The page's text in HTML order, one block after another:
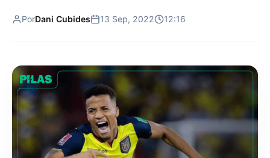
PorDani Cubides 13 Sep, 2022 12:16